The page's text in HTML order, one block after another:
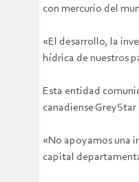
con mercurio del
«El desarrollo, la
hídrica de nuestros
Esta entidad
canadiense
«No apoyamos una
capital